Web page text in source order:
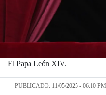
El Papa León XIV.
PUBLICADO: 11/05/2025 - 06:10 PM